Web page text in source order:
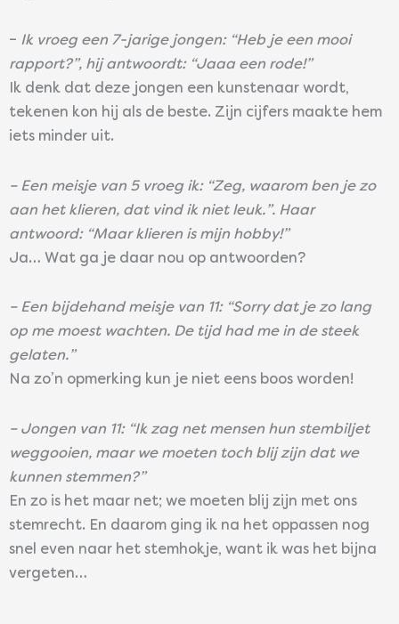
– Ik vroeg een 7-jarige jongen: “Heb je een mooi
rapport?”, hij antwoordt: “Jaaa een rode!”
Ik denk dat deze jongen een kunstenaar wordt,
tekenen kon hij als de beste. Zijn cijfers maakte hem
iets minder uit.
– Een meisje van 5 vroeg ik: “Zeg, waarom ben je zo
aan het klieren, dat vind ik niet leuk.”. Haar
antwoord: “Maar klieren is mijn hobby!”
Ja… Wat ga je daar nou op antwoorden?
– Een bijdehand meisje van 11: “Sorry dat je zo lang
op me moest wachten. De tijd had me in de steek
gelaten.”
Na zo’n opmerking kun je niet eens boos worden!
– Jongen van 11: “Ik zag net mensen hun stembiljet
weggooien, maar we moeten toch blij zijn dat we
kunnen stemmen?”
En zo is het maar net; we moeten blij zijn met ons
stemrecht. En daarom ging ik na het oppassen nog
snel even naar het stemhokje, want ik was het bijna
vergeten…